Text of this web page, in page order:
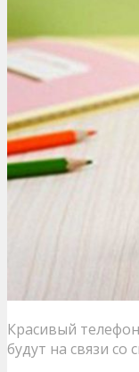
Красивый
будут на связи со